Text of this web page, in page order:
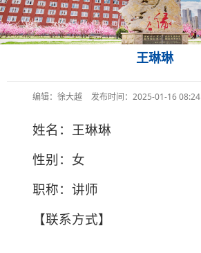
王琳琳
编辑：徐大越 发布时间：2025-01-16 08:24
姓名：王琳琳
性别：女
职称：讲师
【联系方式】